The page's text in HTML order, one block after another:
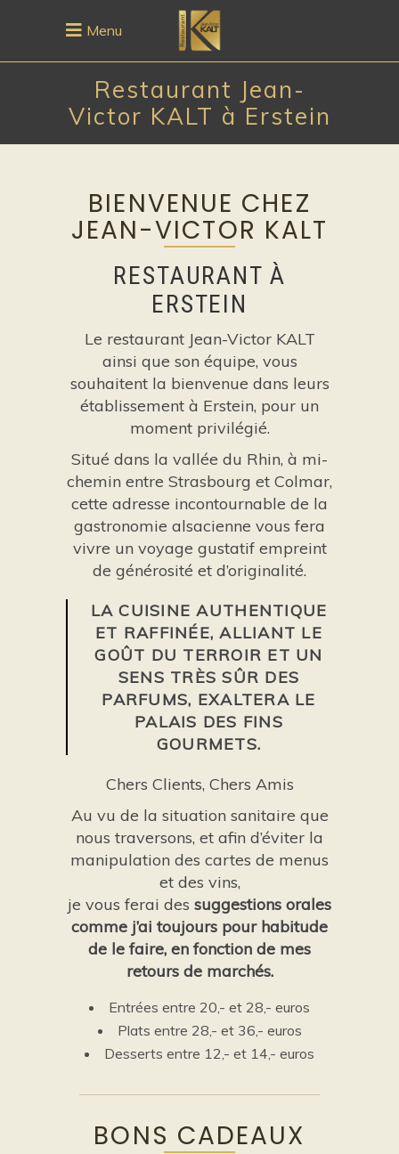
Menu
Restaurant Jean-
Victor KALT à Erstein
BIENVENUE CHEZ
JEAN-VICTOR KALT
RESTAURANT À
ERSTEIN
Le restaurant Jean-Victor KALT
ainsi que son équipe, vous
souhaitent la bienvenue dans leurs
établissement à Erstein, pour un
moment privilégié.
Situé dans la vallée du Rhin, à mi-
chemin entre Strasbourg et Colmar,
cette adresse incontournable de la
gastronomie alsacienne vous fera
vivre un voyage gustatif empreint
de générosité et d’originalité.
LA CUISINE AUTHENTIQUE
ET RAFFINÉE, ALLIANT LE
GOÛT DU TERROIR ET UN
SENS TRÈS SÛR DES
PARFUMS, EXALTERA LE
PALAIS DES FINS
GOURMETS.
Chers Clients, Chers Amis
Au vu de la situation sanitaire que
nous traversons, et afin d’éviter la
manipulation des cartes de menus
et des vins,
je vous ferai des suggestions orales
comme j’ai toujours pour habitude
de le faire, en fonction de mes
retours de marchés.
Entrées entre 20,- et 28,- euros
Plats entre 28,- et 36,- euros
Desserts entre 12,- et 14,- euros
BONS CADEAUX